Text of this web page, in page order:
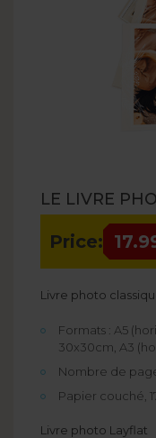
LE LIVRE
Price:
Livre photo
Formats : A5
30x30cm, A3
Nombre de
Papier couché,
Livre photo Layflat